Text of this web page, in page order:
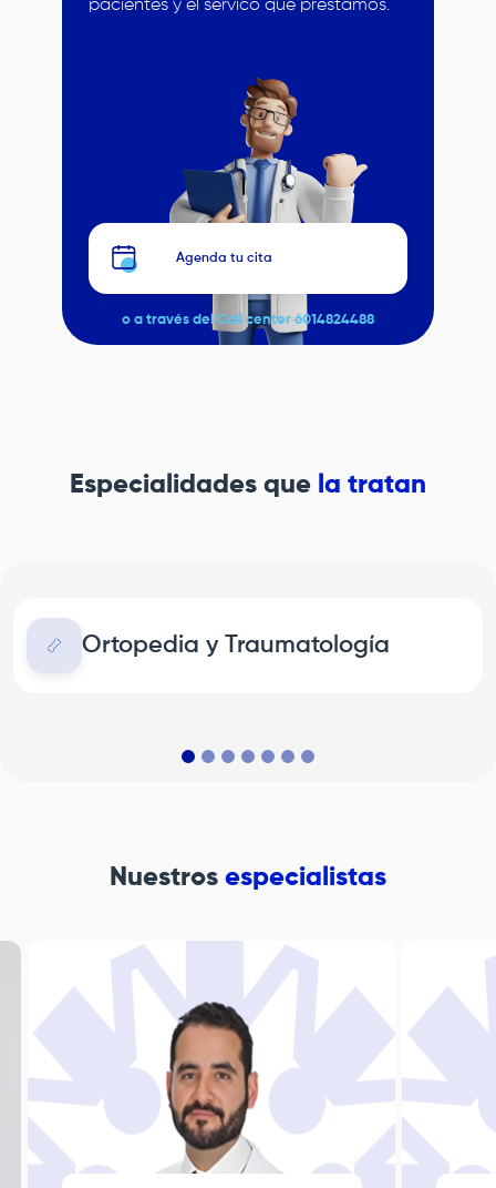
pacientes y el servico que prestamos.
Agenda tu cita
o a través del Call center 6014824488
Especialidades que la tratan
Ortopedia y Traumatología
Nuestros especialistas